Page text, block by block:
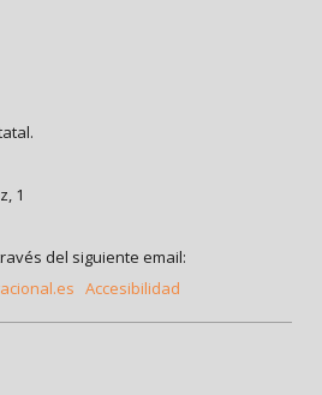
1
del siguiente email:
Accesibilidad